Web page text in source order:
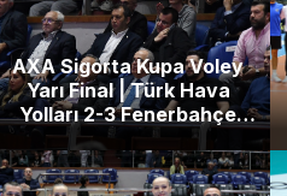
AXA Sigorta Kupa Voley
Yarı Final | Türk Hava
Yolları 2-3 Fenerbahçe
Opet